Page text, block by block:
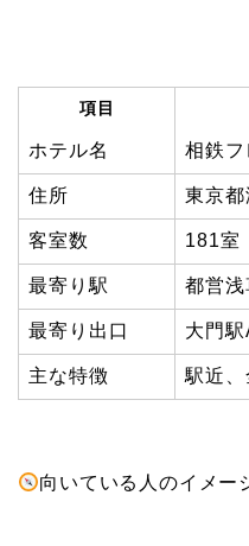
項目
ホテル名 相鉄
住所 東京
客室数 181室
最寄り駅 都営
最寄り出口 大門
主な特徴 駅近
向いている人のイメー